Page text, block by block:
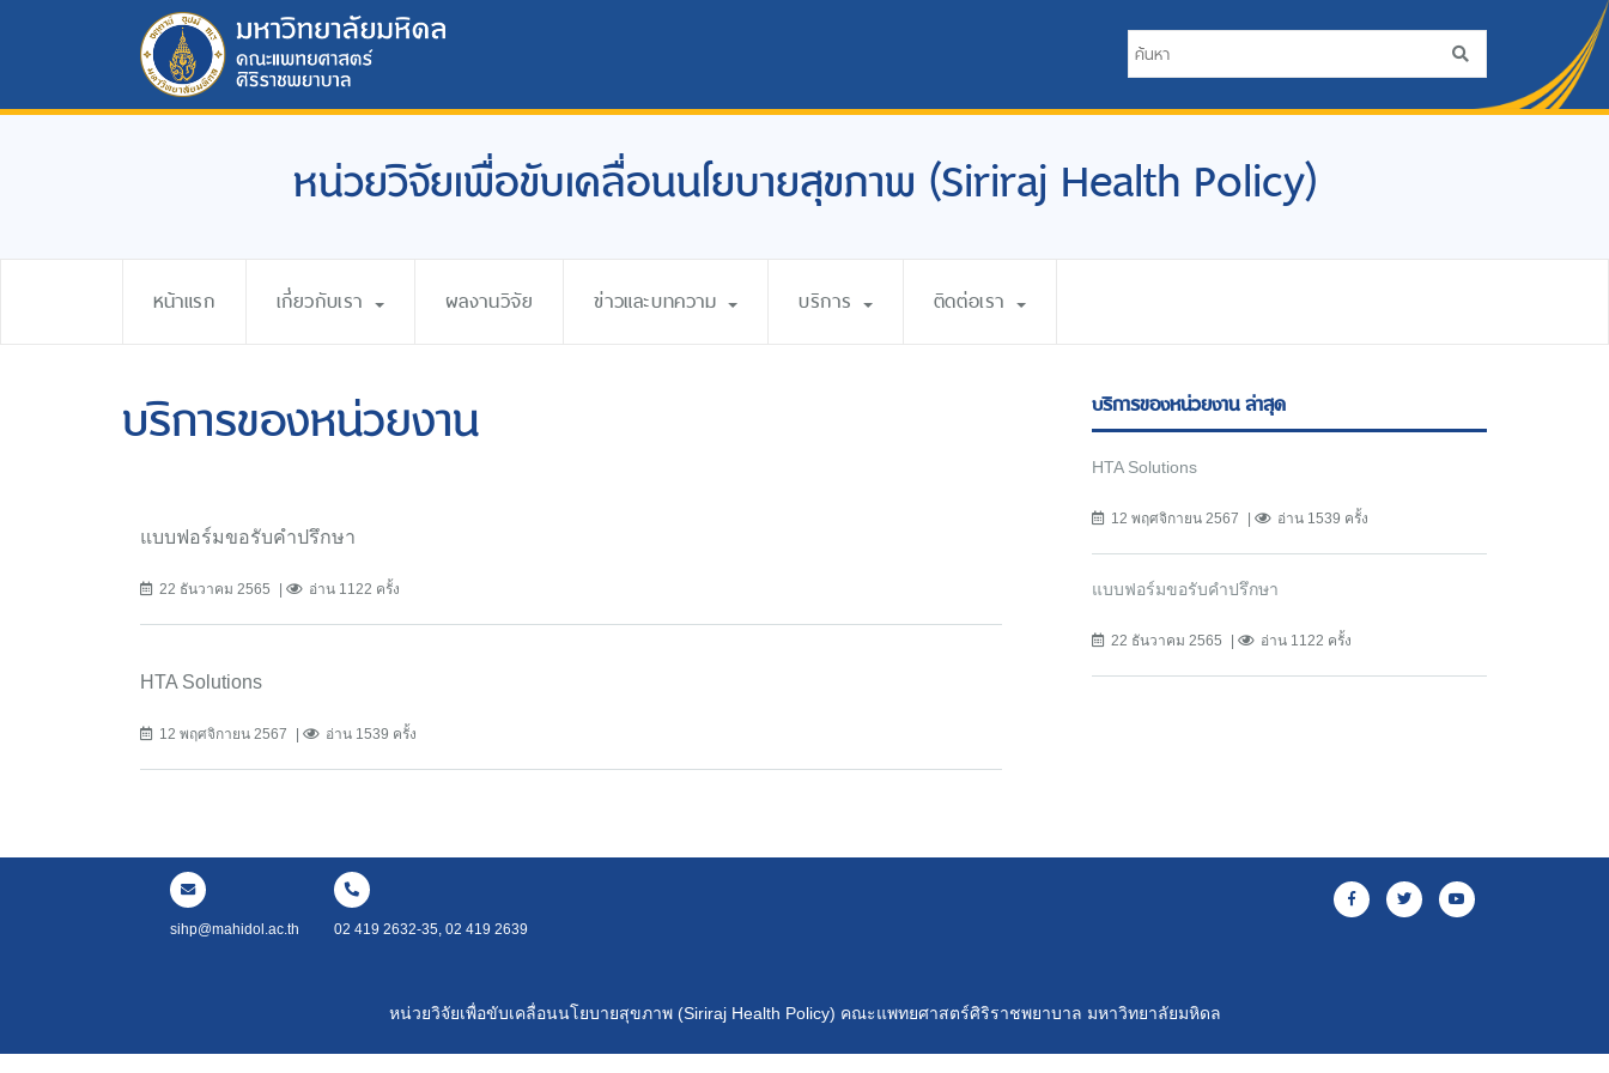
หน่วยวิจัยเพื่อขับเคลื่อนนโยบายสุขภาพ (Siriraj Health Policy)
หน้าแรก เกี่ยวกับเรา ผลงานวิจัย ข่าวและบทความ บริการ ติดต่อเรา
บริการของหน่วยงาน
แบบฟอร์มขอรับคำปรึกษา
22 ธันวาคม 2565 อ่าน 1122 ครั้ง
HTA Solutions
12 พฤศจิกายน 2567 อ่าน 1539 ครั้ง
บริการของหน่วยงาน ล่าสุด
HTA Solutions
12 พฤศจิกายน 2567 อ่าน 1539 ครั้ง
แบบฟอร์มขอรับคำปรึกษา
22 ธันวาคม 2565 อ่าน 1122 ครั้ง
sihp@mahidol.ac.th 02 419 2632-35, 02 419 2639
หน่วยวิจัยเพื่อขับเคลื่อนนโยบายสุขภาพ (Siriraj Health Policy) คณะแพทยศาสตร์ศิริราชพยาบาล มหาวิทยาลัยมหิดล